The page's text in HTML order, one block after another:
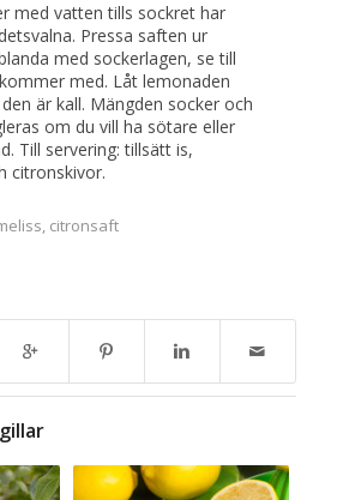
med vatten tills sockret har
Pressa saften ur
med sockerlagen, se till
med. Låt lemonaden
är kall. Mängden socker och
om du vill ha sötare eller
Till servering: tillsätt is,
citronskivor.
, citronsaft